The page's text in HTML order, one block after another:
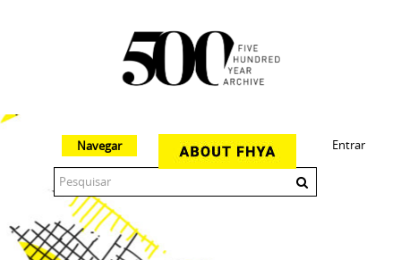
Entrar
Navegar